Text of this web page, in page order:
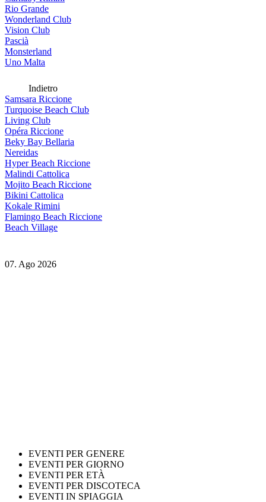
Rio Grande
Wonderland Club
Vision Club
Pascià
Monsterland
Uno Malta
Indietro
Samsara Riccione
Turquoise Beach Club
Living Club
Opéra Riccione
Beky Bay Bellaria
Nereidas
Hyper Beach Riccione
Malindi Cattolica
Mojito Beach Riccione
Bikini Cattolica
Kokale Rimini
Flamingo Beach Riccione
Beach Village
07. Ago 2026
EVENTI PER GENERE
EVENTI PER GIORNO
EVENTI PER ETÀ
EVENTI PER DISCOTECA
EVENTI IN SPIAGGIA